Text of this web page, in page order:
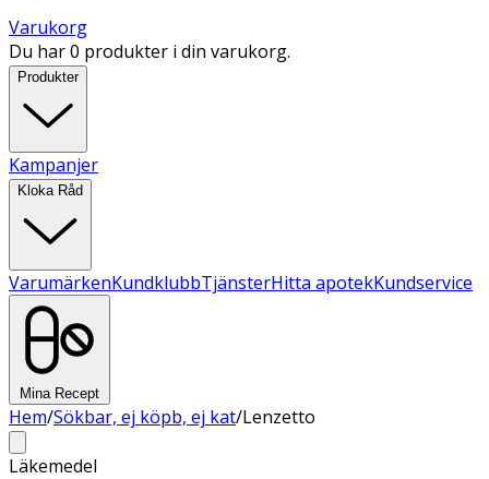
Varukorg
Du har 0 produkter i din varukorg.
Produkter
Kampanjer
Kloka Råd
VarumärkenKundklubbTjänsterHitta apotekKundservice
Mina Recept
Hem/Sökbar, ej köpb, ej kat/Lenzetto
Läkemedel